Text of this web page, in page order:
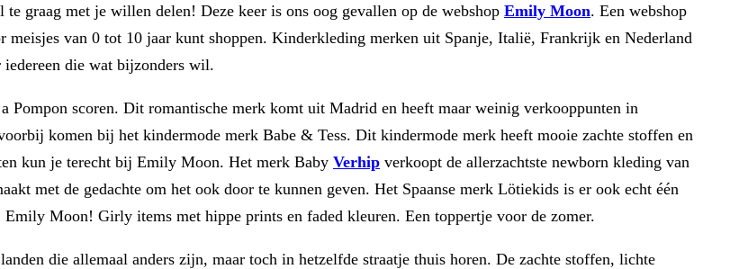
graag met je willen delen! Deze keer is ons oog gevallen op de webshop Emily Moon. Een webshop
meisjes van 0 tot 10 jaar kunt shoppen. Kinderkleding merken uit Spanje, Italië, Frankrijk en Nederland
die wat bijzonders wil.
scoren. Dit romantische merk komt uit Madrid en heeft maar weinig verkooppunten in
komen bij het kindermode merk Babe & Tess. Dit kindermode merk heeft mooie zachte stoffen en
kun je terecht bij Emily Moon. Het merk Baby Verhip verkoopt de allerzachtste newborn kleding van
met de gedachte om het ook door te kunnen geven. Het Spaanse merk Lötiekids is er ook echt één
Moon! Girly items met hippe prints en faded kleuren. Een toppertje voor de zomer.
die allemaal anders zijn, maar toch in hetzelfde straatje thuis horen. De zachte stoffen, lichte